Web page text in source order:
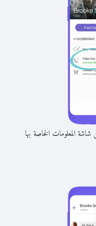
المعلومات الخاصة بها